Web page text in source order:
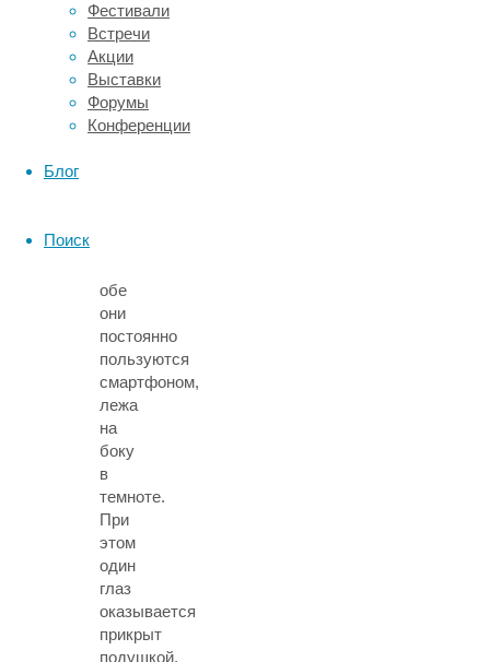
Фестивали
Встречи
Акции
Выставки
Форумы
Конференции
Блог
Поиск
также
не
выявило
никаких
нарушений.
обе
они
постоянно
пользуются
смартфоном,
лежа
на
боку
в
темноте.
При
этом
один
глаз
оказывается
прикрыт
подушкой,